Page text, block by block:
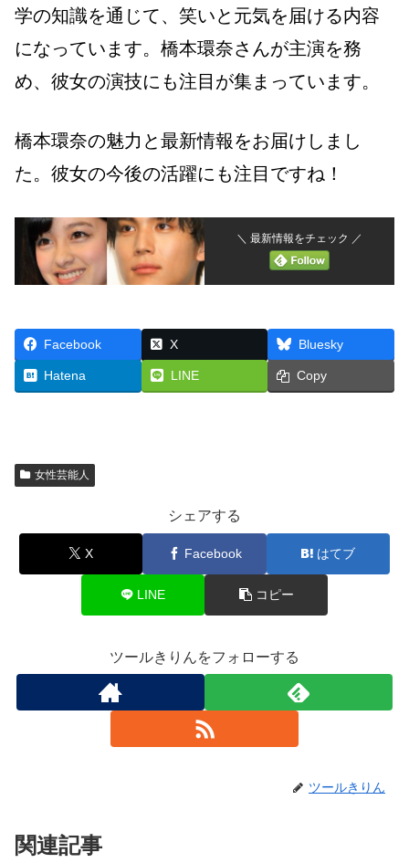
学の知識を通じて、笑いと元気を届ける内容
になっています。橋本環奈さんが主演を務
め、彼女の演技にも注目が集まっています。
橋本環奈の魅力と最新情報をお届けしまし
た。彼女の今後の活躍にも注目ですね！
＼ 最新情報をチェック ／
Facebook X Bluesky
Hatena LINE Copy
女性芸能人
シェアする
X Facebook はてブ
LINE コピー
ツールきりんをフォローする
ツールきりん
関連記事